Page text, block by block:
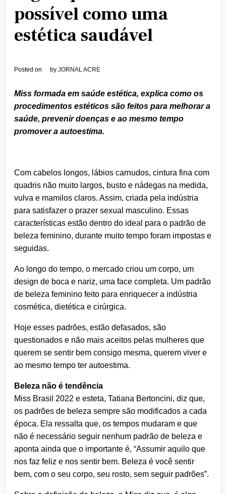
possível como uma
estética saudável
Posted on by JORNAL ACRE
Miss formada em saúde estética, explica como os
procedimentos estéticos são feitos para melhorar a
saúde, prevenir doenças e ao mesmo tempo
promover a autoestima.
Com cabelos longos, lábios carnudos, cintura fina com
quadris não muito largos, busto e nádegas na medida,
vulva e mamilos claros. Assim, criada pela indústria
para satisfazer o prazer sexual masculino. Essas
características estão dentro do ideal para o padrão de
beleza feminino, durante muito tempo foram impostas e
seguidas.
Ao longo do tempo, o mercado criou um corpo, um
design de boca e nariz, uma face completa. Um padrão
de beleza feminino feito para enriquecer a indústria
cosmética, dietética e cirúrgica.
Hoje esses padrões, estão defasados, são
questionados e não mais aceitos pelas mulheres que
querem se sentir bem consigo mesma, querem viver e
ao mesmo tempo ter autoestima.
Beleza não é tendência
Miss Brasil 2022 e esteta, Tatiana Bertoncini, diz que,
os padrões de beleza sempre são modificados a cada
época. Ela ressalta que, os tempos mudaram e que
não é necessário seguir nenhum padrão de beleza e
aponta ainda que o importante é, “Assumir aquilo que
nos faz feliz e nos sentir bem. Beleza é você sentir
bem, com o seu corpo, seu rosto, sem seguir padrões”.